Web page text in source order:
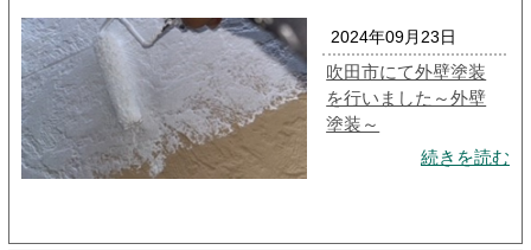
2024年09月23日
吹田市にて外壁塗装
を行いました～外壁
塗装～
続きを読む